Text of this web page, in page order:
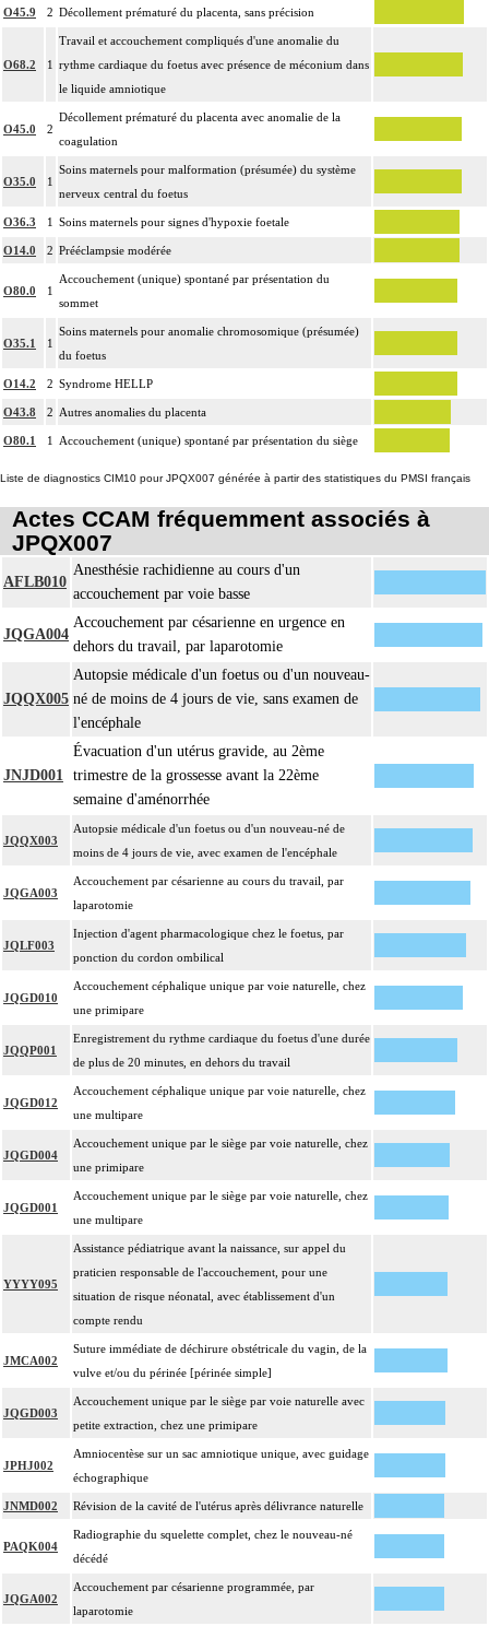
O45.9 2 Décollement prématuré du placenta, sans précision
O68.2 1
Travail et accouchement compliqués d'une anomalie du
rythme cardiaque du foetus avec présence de méconium dans
le liquide amniotique
O45.0 2
Décollement prématuré du placenta avec anomalie de la
coagulation
O35.0 1
Soins maternels pour malformation (présumée) du système
nerveux central du foetus
O36.3 1 Soins maternels pour signes d'hypoxie foetale
O14.0 2 Prééclampsie modérée
O80.0 1
Accouchement (unique) spontané par présentation du
sommet
O35.1 1
Soins maternels pour anomalie chromosomique (présumée)
du foetus
O14.2 2 Syndrome HELLP
O43.8 2 Autres anomalies du placenta
O80.1 1 Accouchement (unique) spontané par présentation du siège
Liste de diagnostics CIM10 pour JPQX007 générée à partir des statistiques du PMSI français
Actes CCAM fréquemment associés à
JPQX007
AFLB010
Anesthésie rachidienne au cours d'un
accouchement par voie basse
JQGA004
Accouchement par césarienne en urgence en
dehors du travail, par laparotomie
JQQX005
Autopsie médicale d'un foetus ou d'un nouveau-
né de moins de 4 jours de vie, sans examen de
l'encéphale
JNJD001
Évacuation d'un utérus gravide, au 2ème
trimestre de la grossesse avant la 22ème
semaine d'aménorrhée
JQQX003
Autopsie médicale d'un foetus ou d'un nouveau-né de
moins de 4 jours de vie, avec examen de l'encéphale
JQGA003
Accouchement par césarienne au cours du travail, par
laparotomie
JQLF003
Injection d'agent pharmacologique chez le foetus, par
ponction du cordon ombilical
JQGD010
Accouchement céphalique unique par voie naturelle, chez
une primipare
JQQP001
Enregistrement du rythme cardiaque du foetus d'une durée
de plus de 20 minutes, en dehors du travail
JQGD012
Accouchement céphalique unique par voie naturelle, chez
une multipare
JQGD004
Accouchement unique par le siège par voie naturelle, chez
une primipare
JQGD001
Accouchement unique par le siège par voie naturelle, chez
une multipare
YYYY095
Assistance pédiatrique avant la naissance, sur appel du
praticien responsable de l'accouchement, pour une
situation de risque néonatal, avec établissement d'un
compte rendu
JMCA002
Suture immédiate de déchirure obstétricale du vagin, de la
vulve et/ou du périnée [périnée simple]
JQGD003
Accouchement unique par le siège par voie naturelle avec
petite extraction, chez une primipare
JPHJ002
Amniocentèse sur un sac amniotique unique, avec guidage
échographique
JNMD002 Révision de la cavité de l'utérus après délivrance naturelle
PAQK004
Radiographie du squelette complet, chez le nouveau-né
décédé
JQGA002
Accouchement par césarienne programmée, par
laparotomie